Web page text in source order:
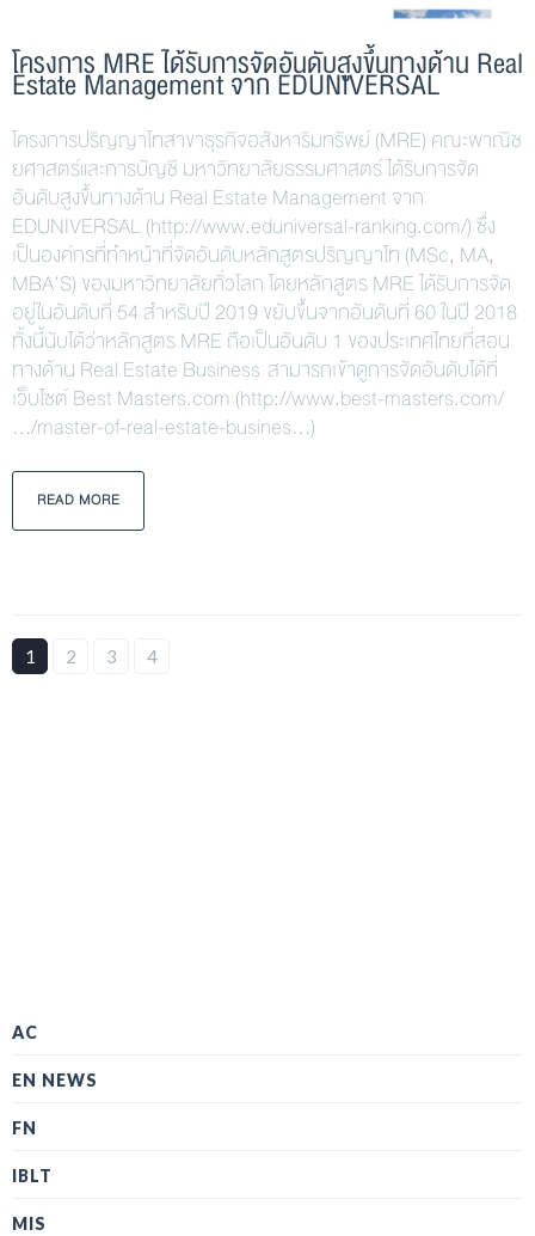
โครงการ MRE ได้รับการจัดอันดับสูงขึ้นทางด้าน Real
Estate Management จาก EDUNIVERSAL
โครงการปริญญาโทสาขาธุรกิจอสังหาริมทรัพย์ (MRE) คณะพาณิช
ยศาสตร์และการบัญชี มหาวิทยาลัยธรรมศาสตร์ ได้รับการจัด
อันดับสูงขึ้นทางด้าน Real Estate Management จาก
EDUNIVERSAL (http://www.eduniversal-ranking.com/) ซึ่ง
เป็นองค์กรที่ทำหน้าที่จัดอันดับหลักสูตรปริญญาโท (MSc, MA,
MBA’S) ของมหาวิทยาลัยทั่วโลก โดยหลักสูตร MRE ได้รับการจัด
อยู่ในอันดับที่ 54 สำหรับปี 2019 ขยับขึ้นจากอันดับที่ 60 ในปี 2018
ทั้งนี้นับได้ว่าหลักสูตร MRE ถือเป็นอันดับ 1 ของประเทศไทยที่สอน
ทางด้าน Real Estate Business สามารถเข้าดูการจัดอันดับได้ที่
เว็บไซต์ Best Masters.com (http://www.best-masters.com/
…/master-of-real-estate-busines…)
READ MORE
1 2 3 4
AC
EN NEWS
FN
IBLT
MIS